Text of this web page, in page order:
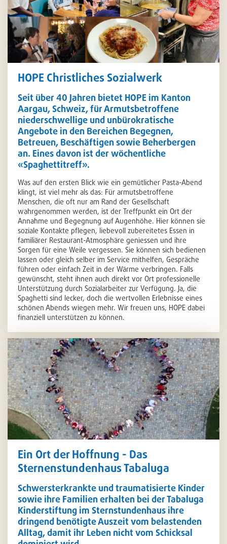
HOPE Christliches Sozialwerk
Seit über 40 Jahren bietet HOPE im Kanton
Aargau, Schweiz, für Armutsbetroffene
niederschwellige und unbürokratische
Angebote in den Bereichen Begegnen,
Betreuen, Beschäftigen sowie Beherbergen
an. Eines davon ist der wöchentliche
«Spaghettitreff».
Was auf den ersten Blick wie ein gemütlicher Pasta-Abend
klingt, ist viel mehr als das: Für armutsbetroffene
Menschen, die oft nur am Rand der Gesellschaft
wahrgenommen werden, ist der Treffpunkt ein Ort der
Annahme und Begegnung auf Augenhöhe. Hier können sie
soziale Kontakte pflegen, liebevoll zubereitetes Essen in
familiärer Restaurant-Atmosphäre geniessen und ihre
Sorgen für eine Weile vergessen. Sie können sich bedienen
lassen oder gleich selber im Service mithelfen, Gespräche
führen oder einfach Zeit in der Wärme verbringen. Falls
gewünscht, steht ihnen auch direkt vor Ort professionelle
Unterstützung durch Sozialarbeiter zur Verfügung. Ja, die
Spaghetti sind lecker, doch die wertvollen Erlebnisse eines
schönen Abends wiegen mehr. Wir freuen uns, HOPE dabei
finanziell unterstützen zu können.
Ein Ort der Hoffnung - Das
Sternenstundenhaus Tabaluga
Schwersterkrankte und traumatisierte Kinder
sowie ihre Familien erhalten bei der Tabaluga
Kinderstiftung im Sternstundenhaus ihre
dringend benötigte Auszeit vom belastenden
Alltag, damit ihr Leben nicht vom Schicksal